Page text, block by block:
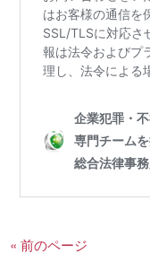
« 前のページ